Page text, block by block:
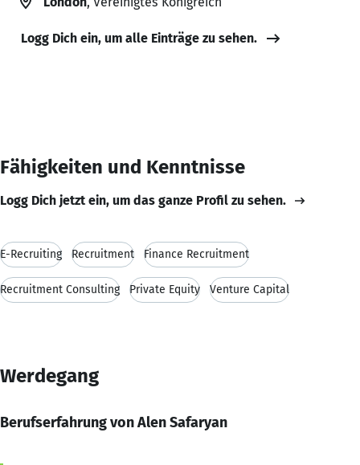
Logg Dich ein, um alle Einträge zu sehen.
Fähigkeiten und Kenntnisse
Logg Dich jetzt ein, um das ganze Profil zu sehen.
E-Recruiting Recruitment Finance Recruitment
Recruitment Consulting Private Equity Venture Capital
Werdegang
Berufserfahrung von Alen Safaryan